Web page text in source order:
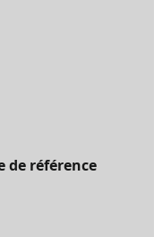
de référence